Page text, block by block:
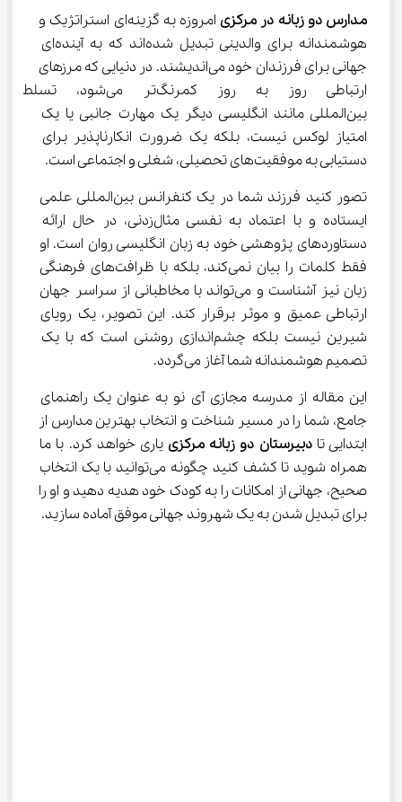
مدارس دو زبانه در مرکزی
امروزه به گزینه‌ای استراتژیک و
هوشمندانه برای والدینی تبدیل شده‌اند که به آینده‌ای
جهانی برای فرزندان خود می‌اندیشند. در دنیایی که مرزهای
ارتباطی روز به روز
بین‌المللی مانند انگلیسی دیگر یک مهارت جانبی یا یک
امتیاز لوکس نیست، بلکه یک ضرورت انکارناپذیر برای
دستیابی به موفقیت‌های تحصیلی، شغلی و اجتماعی است.
تصور کنید فرزند شما در یک کنفرانس بین‌المللی علمی
ایستاده و با اعتماد به نفسی مثال‌زدنی، در حال ارائه
دستاوردهای پژوهشی خود به زبان انگلیسی روان است. او
فقط کلمات را بیان نمی‌کند، بلکه با ظرافت‌های فرهنگی
زبان نیز آشناست و می‌تواند با مخاطبانی از سراسر جهان
ارتباطی عمیق و موثر برقرار کند. این تصویر، یک رویای
شیرین نیست بلکه چشم‌اندازی روشنی است که با یک
تصمیم هوشمندانه شما آغاز می‌گردد.
این مقاله از مدرسه مجازی آی نو به عنوان یک راهنمای
جامع، شما را در مسیر شناخت و انتخاب بهترین مدارس از
ابتدایی تا دبیرستان دو زبانه مرکزی یاری خواهد کرد. با ما
همراه شوید تا کشف کنید چگونه می‌توانید با یک انتخاب
صحیح، جهانی از امکانات را به کودک خود هدیه دهید و او را
برای تبدیل شدن به یک شهروند جهانی موفق آماده سازید.